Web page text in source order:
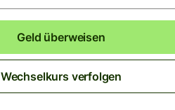
Geld überweisen
Wechselkurs verfolgen